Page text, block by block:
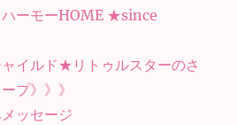
ーモーHOME ★since
イルド★リトゥルスターのさ
プ》》》
ッセージ